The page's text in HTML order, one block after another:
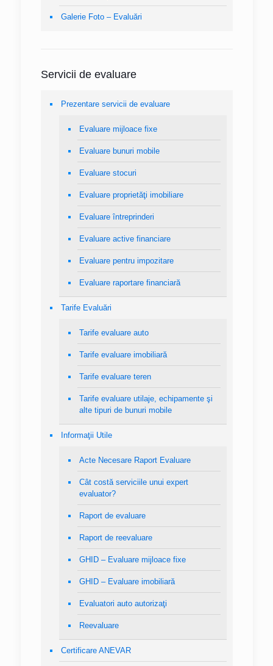
Galerie Foto – Evaluări
Servicii de evaluare
Prezentare servicii de evaluare
Evaluare mijloace fixe
Evaluare bunuri mobile
Evaluare stocuri
Evaluare proprietăţi imobiliare
Evaluare întreprinderi
Evaluare active financiare
Evaluare pentru impozitare
Evaluare raportare financiară
Tarife Evaluări
Tarife evaluare auto
Tarife evaluare imobiliară
Tarife evaluare teren
Tarife evaluare utilaje, echipamente şi
alte tipuri de bunuri mobile
Informaţii Utile
Acte Necesare Raport Evaluare
Cât costă serviciile unui expert
evaluator?
Raport de evaluare
Raport de reevaluare
GHID – Evaluare mijloace fixe
GHID – Evaluare imobiliară
Evaluatori auto autorizaţi
Reevaluare
Certificare ANEVAR